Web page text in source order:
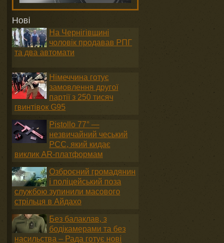
Нові
На Чернігівщині
чоловік продавав РПГ
та два автомати
Німеччина готує
замовлення другої
партії з 250 тисяч
гвинтівок G95
Pistollo 77° —
незвичайний чеський
PCC, який кидає
виклик AR-платформам
Озброєний громадянин
і поліцейський поза
службою зупинили масового
стрільця в Айдахо
Без балаклав, з
бодікамерами та без
насильства – Рада готує нові